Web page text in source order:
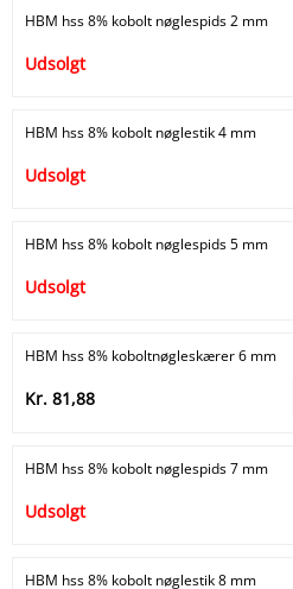
HBM hss 8% kobolt nøglespids 2 mm
Udsolgt
HBM hss 8% kobolt nøglestik 4 mm
Udsolgt
HBM hss 8% kobolt nøglespids 5 mm
Udsolgt
HBM hss 8% koboltnøgleskærer 6 mm
Kr. 81,88
HBM hss 8% kobolt nøglespids 7 mm
Udsolgt
HBM hss 8% kobolt nøglestik 8 mm